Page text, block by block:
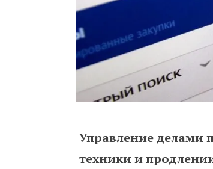
Управление делами
техники и